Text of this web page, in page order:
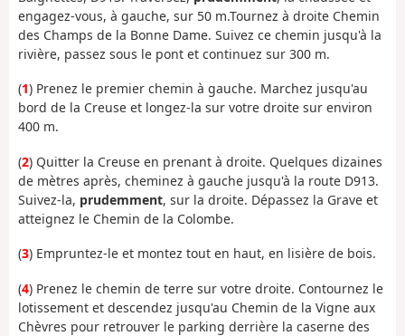
engagez-vous, à gauche, sur 50 m.Tournez à droite Chemin
des Champs de la Bonne Dame. Suivez ce chemin jusqu'à la
rivière, passez sous le pont et continuez sur 300 m.
(1) Prenez le premier chemin à gauche. Marchez jusqu'au
bord de la Creuse et longez-la sur votre droite sur environ
400 m.
(2) Quitter la Creuse en prenant à droite. Quelques dizaines
de mètres après, cheminez à gauche jusqu'à la route D913.
Suivez-la, prudemment, sur la droite. Dépassez la Grave et
atteignez le Chemin de la Colombe.
(3) Empruntez-le et montez tout en haut, en lisière de bois.
(4) Prenez le chemin de terre sur votre droite. Contournez le
lotissement et descendez jusqu'au Chemin de la Vigne aux
Chèvres pour retrouver le parking derrière la caserne des